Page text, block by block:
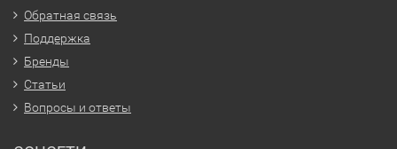
Обратная связь
Поддержка
Бренды
Статьи
Вопросы и ответы